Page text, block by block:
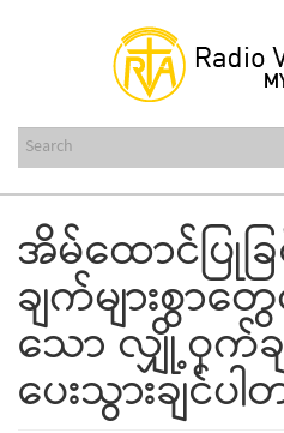
content
အိမ်ထောင်ပြု
ချက်များစွ
သော လျှို့ဝှက်ခ
ပေးသွားချင်ပ